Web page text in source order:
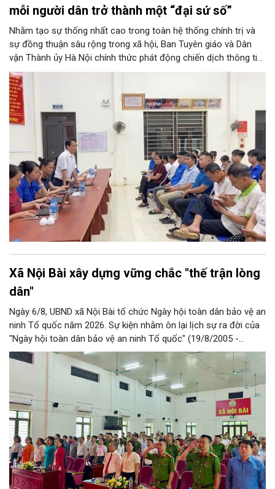
mỗi người dân trở thành một “đại sứ số”
Nhằm tạo sự thống nhất cao trong toàn hệ thống chính trị và
sự đồng thuận sâu rộng trong xã hội, Ban Tuyên giáo và Dân
vận Thành ủy Hà Nội chính thức phát động chiến dịch thông tin,
tuyên truyền về Phong trào “Bình dân học vụ số”. Chương trình
không chỉ góp phần tăng tốc thực hiện Nghị quyết số 57-
NQ/TW của Thủ đô, mà còn khơi dậy tinh thần học tập suốt
đời, đưa tri thức và kỹ năng số thấm sâu vào mọi mặt đời sống.
Đây được xem là bước đi chiến lược để hình thành nét văn hóa
học tập mới, hướng tới phát triển toàn diện lực lượng công dân
số, xã hội số và xã hội học tập trên địa bàn thành phố.
Xã Nội Bài xây dựng vững chắc "thế trận lòng
dân"
Ngày 6/8, UBND xã Nội Bài tổ chức Ngày hội toàn dân bảo vệ an
ninh Tổ quốc năm 2026. Sự kiện nhằm ôn lại lịch sự ra đời của
"Ngày hội toàn dân bảo vệ an ninh Tổ quốc" (19/8/2005 -
19/8/2026); phát huy tinh thần Đại đoàn kết toàn dân, khẳng
định vai trò chủ thể của Nhân dân trong bảo vệ an ninh, trật tự
để xây dựng vững chắc "thế trận lòng dân".